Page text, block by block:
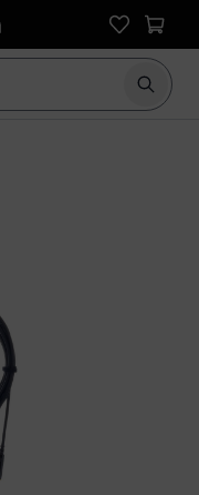
Suche
Kundenbewertungen